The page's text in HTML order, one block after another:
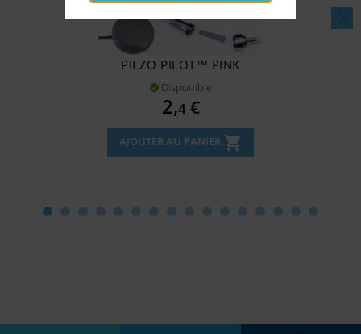
PIEZO PILOT™ PINK
 Disponible
Prix
2,4 €
AJOUTER AU PANIER shopping_cart